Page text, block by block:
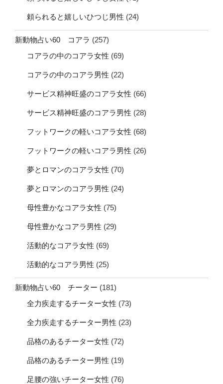
頼られると嬉しいひつじ男性 (24)
新動物占い60 コアラ (257)
コアラの中のコアラ女性 (69)
コアラの中のコアラ男性 (22)
サービス精神旺盛のコアラ女性 (66)
サービス精神旺盛のコアラ男性 (28)
フットワークの軽いコアラ女性 (68)
フットワークの軽いコアラ男性 (26)
夢とロマンのコアラ女性 (70)
夢とロマンのコアラ男性 (24)
母性豊かなコアラ女性 (75)
母性豊かなコアラ男性 (29)
活動的なコアラ女性 (69)
活動的なコアラ男性 (25)
新動物占い60 チーター (181)
全力疾走するチーター女性 (73)
全力疾走するチーター男性 (23)
品格のあるチーター女性 (72)
品格のあるチーター男性 (19)
足腰の強いチーター女性 (76)